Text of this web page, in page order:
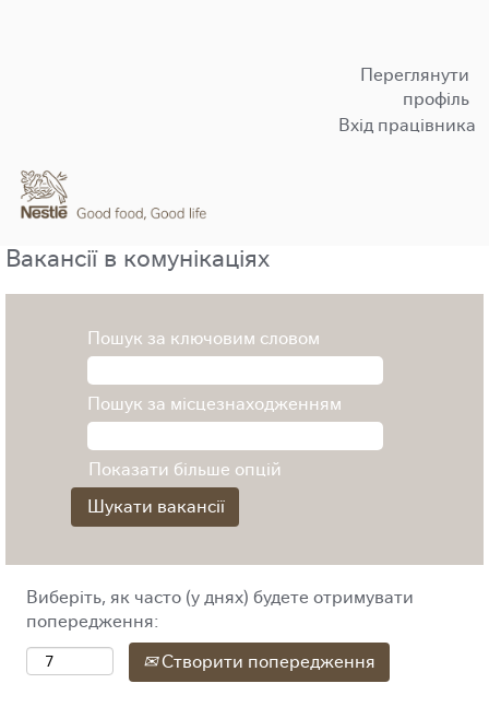
Переглянути
профіль
Вхід працівника
Вакансії в комунікаціях
Пошук за ключовим словом
Пошук за місцезнаходженням
Показати більше опцій
Виберіть, як часто (у днях) будете отримувати
попередження:
Створити попередження